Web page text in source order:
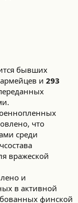
бывших
и 293
что
среди
вражеской
и
в активной
финской